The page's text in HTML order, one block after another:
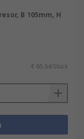
B 105mm, H
€ 65,64/Stück